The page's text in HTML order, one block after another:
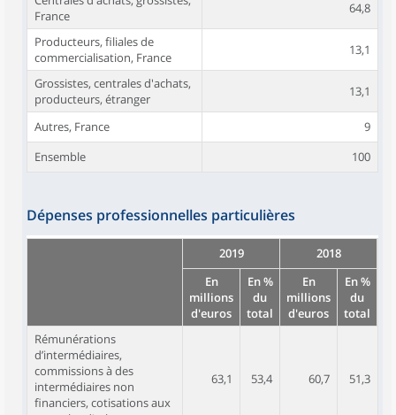
France
64,8
Producteurs, filiales de
commercialisation, France
13,1
Grossistes, centrales d'achats,
producteurs, étranger
13,1
Autres, France
9
Ensemble
100
Dépenses professionnelles particulières
2019
2018
En
millions
d'euros
En %
du
total
En
millions
d'euros
En %
du
total
Rémunérations
d’intermédiaires,
commissions à des
intermédiaires non
financiers, cotisations aux
63,1 53,4 60,7 51,3